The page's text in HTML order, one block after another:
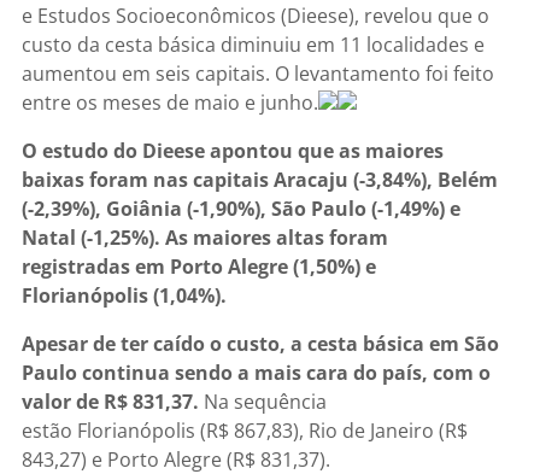
e Estudos Socioeconômicos (Dieese), revelou que o
custo da cesta básica diminuiu em 11 localidades e
aumentou em seis capitais. O levantamento foi feito
entre os meses de maio e junho.
O estudo do Dieese apontou que as maiores
baixas foram nas capitais Aracaju (-3,84%), Belém
(-2,39%), Goiânia (-1,90%), São Paulo (-1,49%) e
Natal (-1,25%). As maiores altas foram
registradas em Porto Alegre (1,50%) e
Florianópolis (1,04%).
Apesar de ter caído o custo, a cesta básica em São
Paulo continua sendo a mais cara do país, com o
valor de R$ 831,37. Na sequência
estão Florianópolis (R$ 867,83), Rio de Janeiro (R$
843,27) e Porto Alegre (R$ 831,37).